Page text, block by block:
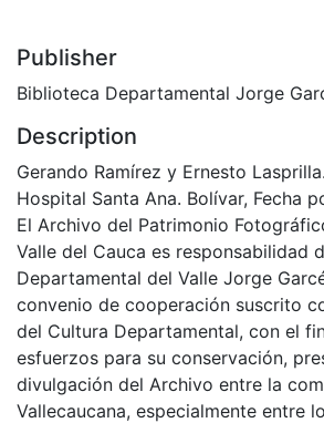
Publisher
Biblioteca Departamental Jorge
Description
Gerando Ramírez y Ernesto
Hospital Santa Ana. Bolívar, Fecha
El Archivo del Patrimonio
Valle del Cauca es responsabilidad
Departamental del Valle Jorge
convenio de cooperación suscrito
del Cultura Departamental, con el
esfuerzos para su conservación,
divulgación del Archivo entre la
Vallecaucana, especialmente entre